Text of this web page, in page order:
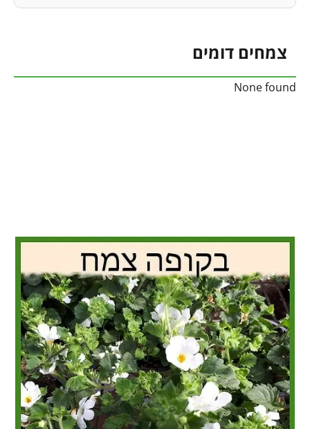
צמחים דומים
None found